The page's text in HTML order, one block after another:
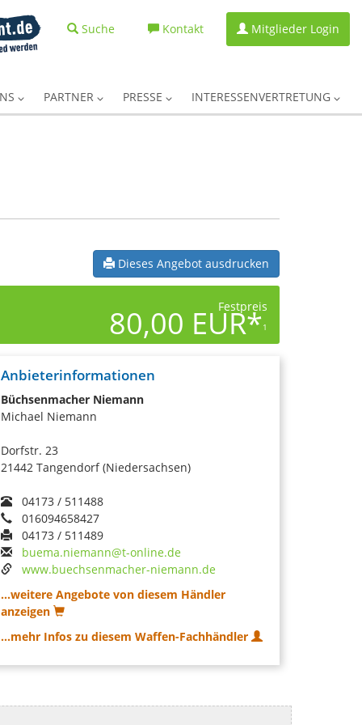
Suche Kontakt Mitglieder Login
PARTNER PRESSE INTERESSENVERTRETUNG
Dieses Angebot ausdrucken
Festpreis
80,00 EUR*1
Anbieterinformationen
Büchsenmacher Niemann
Michael Niemann
Dorfstr. 23
21442 Tangendorf (Niedersachsen)
04173 / 511488
016094658427
04173 / 511489
buema.niemann@t-online.de
www.buechsenmacher-niemann.de
...weitere Angebote von diesem Händler
anzeigen
...mehr Infos zu diesem Waffen-Fachhändler